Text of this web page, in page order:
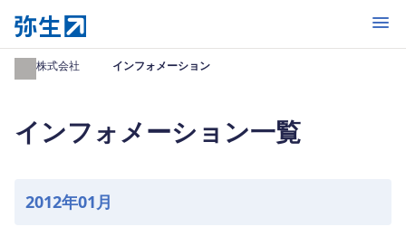
開く
弥生株式会社 インフォメーション
インフォメーション一覧
2012年01月